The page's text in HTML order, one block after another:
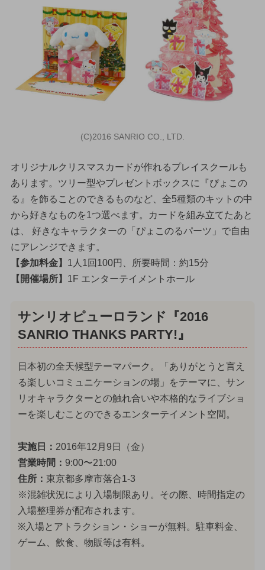
(C)2016 SANRIO CO., LTD.
オリジナルクリスマスカードが作れるプレイスクールも
あります。ツリー型やプレゼントボックスに『ぴょこの
る』を飾ることのできるものなど、全5種類のキットの中
から好きなものを1つ選べます。カードを組み立てたあと
は、 好きなキャラクターの「ぴょこのるパーツ」で自由
にアレンジできます。
【参加料金】 1人1回100円、所要時間：約15分
【開催場所】 1F エンターテイメントホール
サンリオピューロランド『2016
SANRIO THANKS PARTY!』
日本初の全天候型テーマパーク。「ありがとうと言え
る楽しいコミュニケーションの場」をテーマに、サン
リオキャラクターとの触れ合いや本格的なライブショ
ーを楽しむことのできるエンターテイメント空間。
実施日： 2016年12月9日（金）
営業時間： 9:00〜21:00
住所： 東京都多摩市落合1-3
※混雑状況により入場制限あり。その際、時間指定の
入場整理券が配布されます。
※入場とアトラクション・ショーが無料。駐車料金、
ゲーム、飲食、物販等は有料。